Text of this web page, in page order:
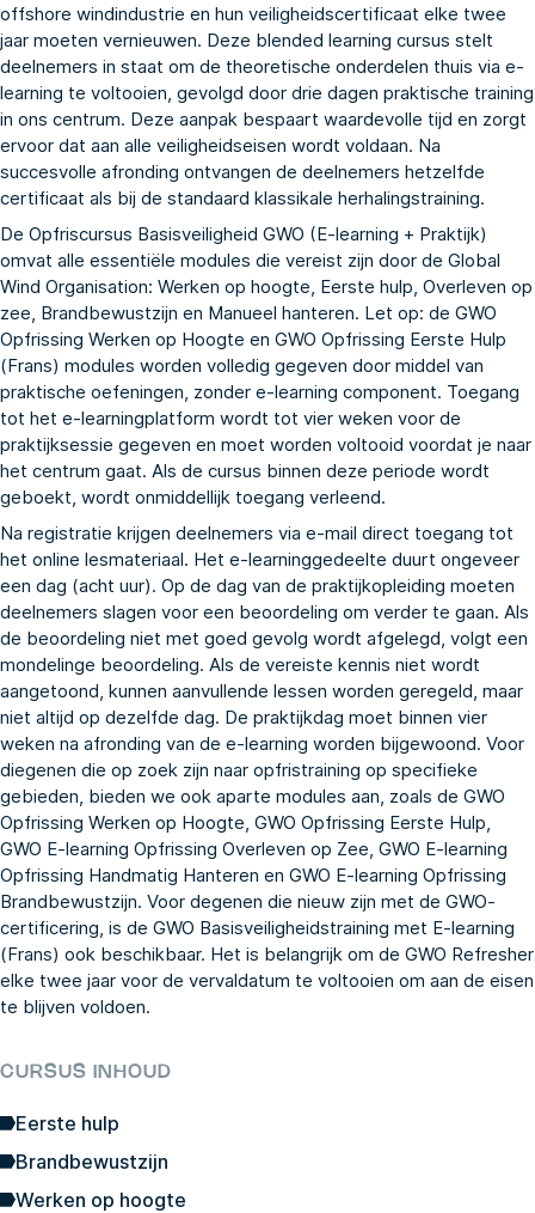
offshore windindustrie en hun veiligheidscertificaat elke twee
jaar moeten vernieuwen. Deze blended learning cursus stelt
deelnemers in staat om de theoretische onderdelen thuis via e-
learning te voltooien, gevolgd door drie dagen praktische training
in ons centrum. Deze aanpak bespaart waardevolle tijd en zorgt
ervoor dat aan alle veiligheidseisen wordt voldaan. Na
succesvolle afronding ontvangen de deelnemers hetzelfde
certificaat als bij de standaard klassikale herhalingstraining.
De Opfriscursus Basisveiligheid GWO (E-learning + Praktijk)
omvat alle essentiële modules die vereist zijn door de Global
Wind Organisation: Werken op hoogte, Eerste hulp, Overleven op
zee, Brandbewustzijn en Manueel hanteren. Let op: de GWO
Opfrissing Werken op Hoogte en GWO Opfrissing Eerste Hulp
(Frans) modules worden volledig gegeven door middel van
praktische oefeningen, zonder e-learning component. Toegang
tot het e-learningplatform wordt tot vier weken voor de
praktijksessie gegeven en moet worden voltooid voordat je naar
het centrum gaat. Als de cursus binnen deze periode wordt
geboekt, wordt onmiddellijk toegang verleend.
Na registratie krijgen deelnemers via e-mail direct toegang tot
het online lesmateriaal. Het e-learninggedeelte duurt ongeveer
een dag (acht uur). Op de dag van de praktijkopleiding moeten
deelnemers slagen voor een beoordeling om verder te gaan. Als
de beoordeling niet met goed gevolg wordt afgelegd, volgt een
mondelinge beoordeling. Als de vereiste kennis niet wordt
aangetoond, kunnen aanvullende lessen worden geregeld, maar
niet altijd op dezelfde dag. De praktijkdag moet binnen vier
weken na afronding van de e-learning worden bijgewoond. Voor
diegenen die op zoek zijn naar opfristraining op specifieke
gebieden, bieden we ook aparte modules aan, zoals de GWO
Opfrissing Werken op Hoogte GWO Opfrissing Eerste Hulp
GWO E-learning Opfrissing Overleven op Zee GWO E-learning
Opfrissing Handmatig Hanteren en GWO E-learning Opfrissing
Brandbewustzijn. Voor degenen die nieuw zijn met de GWO-
certificering, is de GWO Basisveiligheidstraining met E-learning
(Frans) ook beschikbaar. Het is belangrijk om de GWO Refresher
elke twee jaar voor de vervaldatum te voltooien om aan de eisen
te blijven voldoen.
CURSUS INHOUD
Eerste hulp
Brandbewustzijn
Werken op hoogte